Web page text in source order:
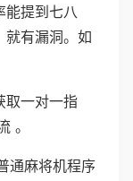
能提到七八
就有漏洞。如
取一对一指
。
通麻将机程序